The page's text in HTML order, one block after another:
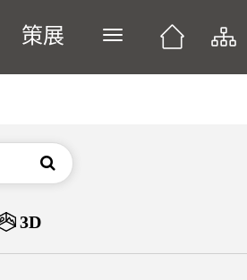
策展 展開或關閉主選單
搜尋
3D